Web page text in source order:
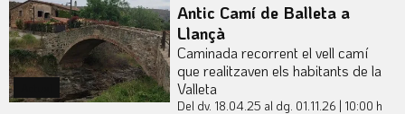
Antic Camí de Balleta a
Llançà
Caminada recorrent el vell camí
que realitzaven els habitants de la
Valleta
Del dv. 18.04.25 al dg. 01.11.26 | 10:00 h